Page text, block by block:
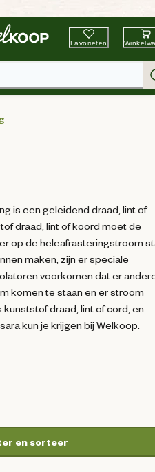
Tuin & Dier
Favorieten
is een geleidend draad, lint of
draad, lint of koord moet de
op de heleafrasteringstroom
maken, zijn er speciale
voorkomen dat er
komen te staan en er stroom
draad, lint of cord, en
kun je krijgen bij Welkoop.
en sorteer